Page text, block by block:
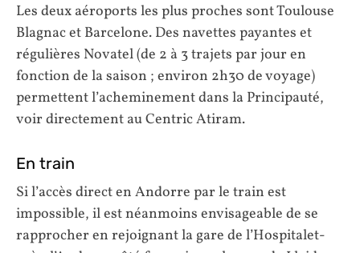
Les deux aéroports les plus proches sont Toulouse
Blagnac et Barcelone. Des navettes payantes et
régulières Novatel (de 2 à 3 trajets par jour en
fonction de la saison ; environ 2h30 de voyage)
permettent l’acheminement dans la Principauté,
voir directement au Centric Atiram.
En train
Si l’accès direct en Andorre par le train est
impossible, il est néanmoins envisageable de se
rapprocher en rejoignant la gare de l’Hospitalet-